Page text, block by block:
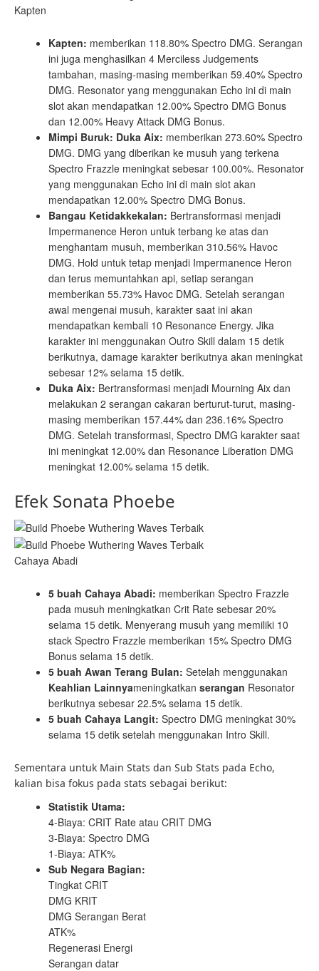
Kapten
Kapten: memberikan 118.80% Spectro DMG. Serangan
ini juga menghasilkan 4 Merciless Judgements
tambahan, masing-masing memberikan 59.40% Spectro
DMG. Resonator yang menggunakan Echo ini di main
slot akan mendapatkan 12.00% Spectro DMG Bonus
dan 12.00% Heavy Attack DMG Bonus.
Mimpi Buruk: Duka Aix: memberikan 273.60% Spectro
DMG. DMG yang diberikan ke musuh yang terkena
Spectro Frazzle meningkat sebesar 100.00%. Resonator
yang menggunakan Echo ini di main slot akan
mendapatkan 12.00% Spectro DMG Bonus.
Bangau Ketidakkekalan: Bertransformasi menjadi
Impermanence Heron untuk terbang ke atas dan
menghantam musuh, memberikan 310.56% Havoc
DMG. Hold untuk tetap menjadi Impermanence Heron
dan terus memuntahkan api, setiap serangan
memberikan 55.73% Havoc DMG. Setelah serangan
awal mengenai musuh, karakter saat ini akan
mendapatkan kembali 10 Resonance Energy. Jika
karakter ini menggunakan Outro Skill dalam 15 detik
berikutnya, damage karakter berikutnya akan meningkat
sebesar 12% selama 15 detik.
Duka Aix: Bertransformasi menjadi Mourning Aix dan
melakukan 2 serangan cakaran berturut-turut, masing-
masing memberikan 157.44% dan 236.16% Spectro
DMG. Setelah transformasi, Spectro DMG karakter saat
ini meningkat 12.00% dan Resonance Liberation DMG
meningkat 12.00% selama 15 detik.
Efek Sonata Phoebe
Cahaya Abadi
5 buah Cahaya Abadi: memberikan Spectro Frazzle
pada musuh meningkatkan Crit Rate sebesar 20%
selama 15 detik. Menyerang musuh yang memiliki 10
stack Spectro Frazzle memberikan 15% Spectro DMG
Bonus selama 15 detik.
5 buah Awan Terang Bulan: Setelah menggunakan
Keahlian Lainnyameningkatkan serangan Resonator
berikutnya sebesar 22.5% selama 15 detik.
5 buah Cahaya Langit: Spectro DMG meningkat 30%
selama 15 detik setelah menggunakan Intro Skill.
Sementara untuk Main Stats dan Sub Stats pada Echo,
kalian bisa fokus pada stats sebagai berikut:
Statistik Utama:
4-Biaya: CRIT Rate atau CRIT DMG
3-Biaya: Spectro DMG
1-Biaya: ATK%
Sub Negara Bagian:
Tingkat CRIT
DMG KRIT
DMG Serangan Berat
ATK%
Regenerasi Energi
Serangan datar